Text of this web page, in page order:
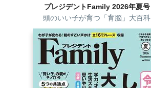
プレジデントFamily 2026年夏号
頭のいい子が育つ「育脳」大百科